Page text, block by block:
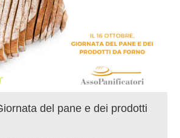
del pane e dei prodotti